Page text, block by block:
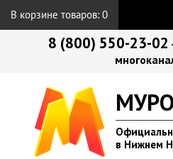
В корзине товаров: 0
8 (800) 550-23-02
в Нижнем